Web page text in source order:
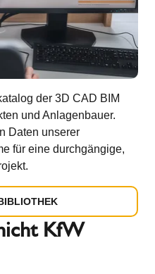
der 3D CAD BIM
und Anlagenbauer.
Daten unserer
für eine durchgängige,
KfW